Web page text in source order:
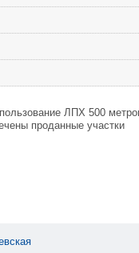
ЛПХ 500
проданные участки